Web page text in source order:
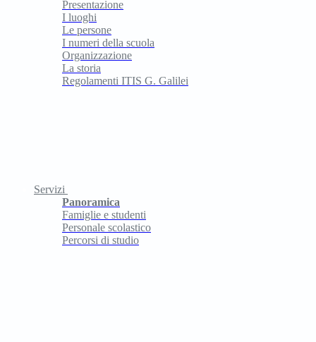
Presentazione
I luoghi
Le persone
I numeri della scuola
Organizzazione
La storia
Regolamenti ITIS G. Galilei
Servizi
Panoramica
Famiglie e studenti
Personale scolastico
Percorsi di studio